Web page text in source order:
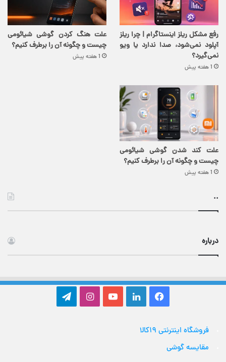
رفع مشکل ریلز اینستاگرام | چرا ریلز
آپلود نمی‌شود، صدا ندارد یا ویو
نمی‌گیرد؟
1 هفته پیش
علت هنگ کردن گوشی شیائومی
چیست و چگونه آن را برطرف کنیم؟
1 هفته پیش
علت کند شدن گوشی شیائومی
چیست و چگونه آن را برطرف کنیم؟
1 هفته پیش
..
درباره
فیس
لینکدین یوتیوب اینستاگرام
فروشگاه اینترنتی ۱۹کالا
مقایسه گوشی